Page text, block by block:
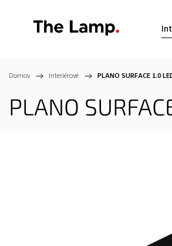
Domov / Interiérové / PLANO SURFACE 1.0
PLANO